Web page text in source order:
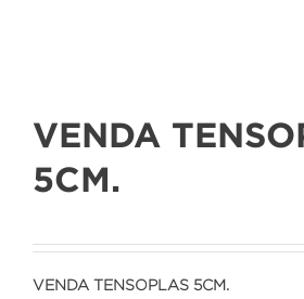
VENDA
5CM.
VENDA TENSOPLAS 5CM.